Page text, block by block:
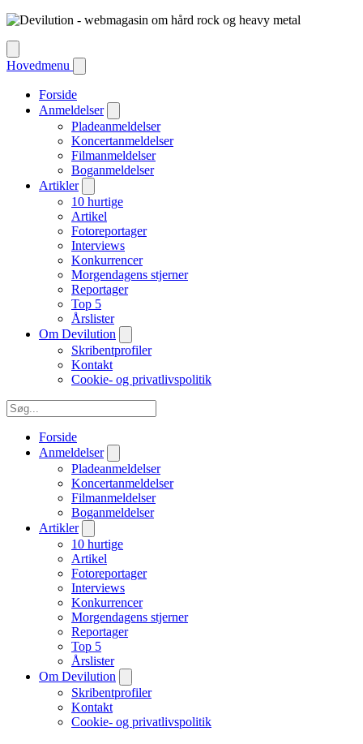
Hovedmenu
Forside
Anmeldelser
Pladeanmeldelser
Koncertanmeldelser
Filmanmeldelser
Boganmeldelser
Artikler
10 hurtige
Artikel
Fotoreportager
Interviews
Konkurrencer
Morgendagens stjerner
Reportager
Top 5
Årslister
Om Devilution
Skribentprofiler
Kontakt
Cookie- og privatlivspolitik
Forside
Anmeldelser
Pladeanmeldelser
Koncertanmeldelser
Filmanmeldelser
Boganmeldelser
Artikler
10 hurtige
Artikel
Fotoreportager
Interviews
Konkurrencer
Morgendagens stjerner
Reportager
Top 5
Årslister
Om Devilution
Skribentprofiler
Kontakt
Cookie- og privatlivspolitik